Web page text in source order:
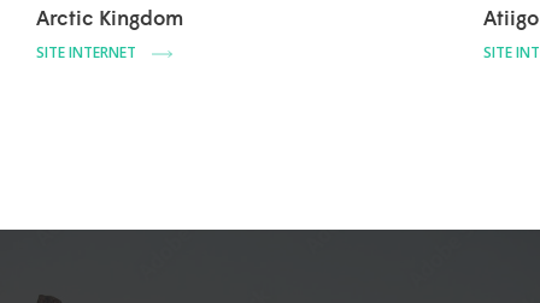
Arctic Kingdom
SITE INTERNET
SITE